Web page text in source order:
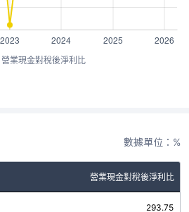
營業現金對稅後淨利比
數據單位：%
營業現金對稅後淨利比
293.75